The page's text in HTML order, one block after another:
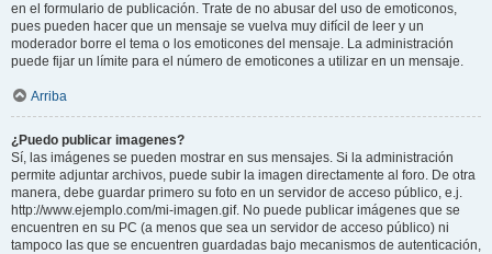
en el formulario de publicación. Trate de no abusar del uso de emoticonos,
pues pueden hacer que un mensaje se vuelva muy difícil de leer y un
moderador borre el tema o los emoticones del mensaje. La administración
puede fijar un límite para el número de emoticones a utilizar en un mensaje.
Arriba
¿Puedo publicar imagenes?
Sí, las imágenes se pueden mostrar en sus mensajes. Si la administración
permite adjuntar archivos, puede subir la imagen directamente al foro. De otra
manera, debe guardar primero su foto en un servidor de acceso público, e.j.
http://www.ejemplo.com/mi-imagen.gif. No puede publicar imágenes que se
encuentren en su PC (a menos que sea un servidor de acceso público) ni
tampoco las que se encuentren guardadas bajo mecanismos de autenticación,